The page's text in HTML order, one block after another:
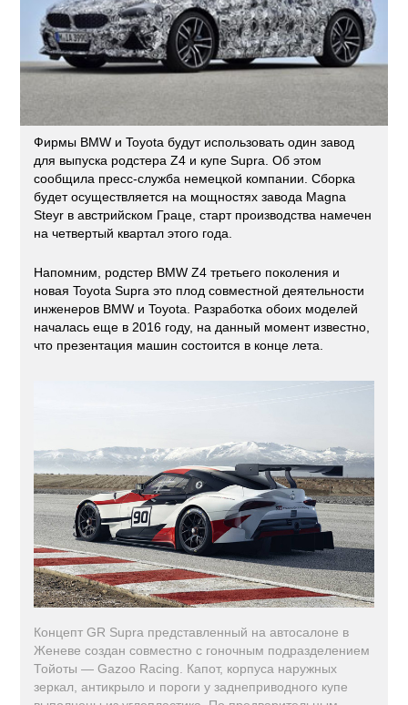
Фирмы BMW и Toyota будут использовать один завод
для выпуска родстера Z4 и купе Supra. Об этом
сообщила пресс-служба немецкой компании. Сборка
будет осуществляется на мощностях завода Magna
Steyr в австрийском Граце, старт производства намечен
на четвертый квартал этого года.
Напомним, родстер BMW Z4 третьего поколения и
новая Toyota Supra это плод совместной деятельности
инженеров BMW и Toyota. Разработка обоих моделей
началась еще в 2016 году, на данный момент известно,
что презентация машин состоится в конце лета.
Концепт GR Supra представленный на автосалоне в
Женеве создан совместно с гоночным подразделением
Тойоты — Gazoo Racing. Капот, корпуса наружных
зеркал, антикрыло и пороги у заднеприводного купе